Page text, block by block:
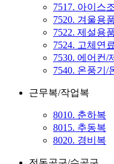
7517. 아이스
7520. 겨울용
7522. 제설용
7524. 고체연
7530. 에어컨/
7540. 온풍기/
근무복/작업복
8010. 춘하복
8015. 추동복
8020. 경비복